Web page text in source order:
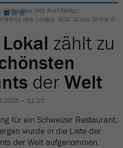
Versailles lobt Architektur,
des Lokals. Bild: Giulio Ghirardi
zählt zu
der Welt
– 11:15
für ein Schweizer Restaurant:
wurde in die Liste der
der Welt aufgenommen.